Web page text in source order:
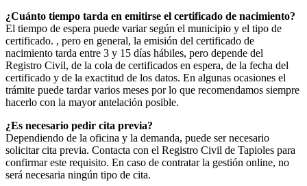
¿Cuánto tiempo tarda en emitirse el certificado de nacimiento?
El tiempo de espera puede variar según el municipio y el tipo de
certificado. , pero en general, la emisión del certificado de
nacimiento tarda entre 3 y 15 días hábiles, pero depende del
Registro Civil, de la cola de certificados en espera, de la fecha del
certificado y de la exactitud de los datos. En algunas ocasiones el
trámite puede tardar varios meses por lo que recomendamos siempre
hacerlo con la mayor antelación posible.
¿Es necesario pedir cita previa?
Dependiendo de la oficina y la demanda, puede ser necesario
solicitar cita previa. Contacta con el Registro Civil de Tapioles para
confirmar este requisito. En caso de contratar la gestión online, no
será necesaria ningún tipo de cita.